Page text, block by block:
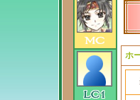
ホ